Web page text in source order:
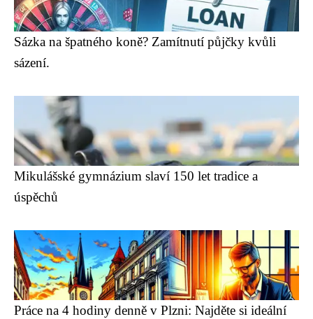
Sázka na špatného koně? Zamítnutí půjčky kvůli
sázení.
Mikulášské gymnázium slaví 150 let tradice a
úspěchů
Práce na 4 hodiny denně v Plzni: Najděte si ideální